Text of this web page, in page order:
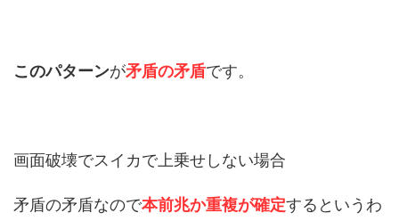
このパターンが矛盾の矛盾です。
画面破壊でスイカで上乗せしない場合
矛盾の矛盾なので本前兆か重複が確定するというわ